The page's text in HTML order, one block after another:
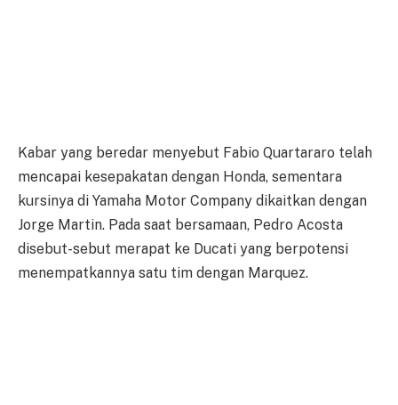
Kabar yang beredar menyebut Fabio Quartararo telah
mencapai kesepakatan dengan Honda, sementara
kursinya di Yamaha Motor Company dikaitkan dengan
Jorge Martin. Pada saat bersamaan, Pedro Acosta
disebut-sebut merapat ke Ducati yang berpotensi
menempatkannya satu tim dengan Marquez.